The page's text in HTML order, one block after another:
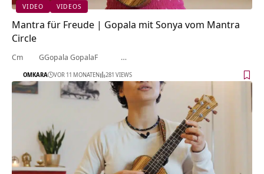
VIDEO VIDEOS
Mantra für Freude | Gopala mit Sonya vom Mantra
Circle
Cm GGopala GopalaF …
OMKARA VOR 11 MONATEN 281 VIEWS